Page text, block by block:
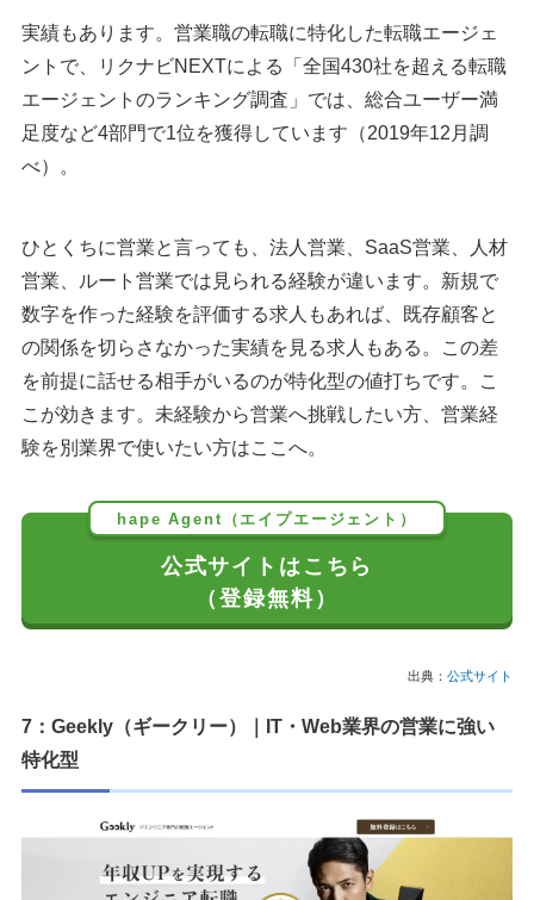
実績もあります。営業職の転職に特化した転職エージェ
ントで、リクナビNEXTによる「全国430社を超える転職
エージェントのランキング調査」では、総合ユーザー満
足度など4部門で1位を獲得しています（2019年12月調
べ）。
ひとくちに営業と言っても、法人営業、SaaS営業、人材
営業、ルート営業では見られる経験が違います。新規で
数字を作った経験を評価する求人もあれば、既存顧客と
の関係を切らさなかった実績を見る求人もある。この差
を前提に話せる相手がいるのが特化型の値打ちです。こ
こが効きます。未経験から営業へ挑戦したい方、営業経
験を別業界で使いたい方はここへ。
hape Agent（エイプエージェント）
公式サイトはこちら
（登録無料）
出典： 公式サイト
7：Geekly（ギークリー）｜IT・Web業界の営業に強い
特化型